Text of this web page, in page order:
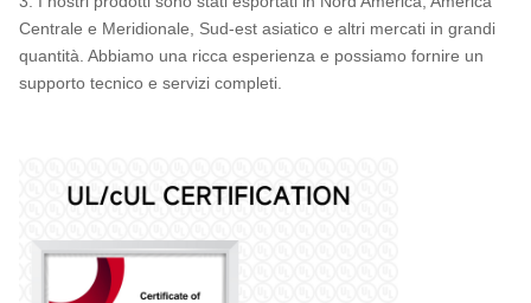
Centrale e Meridionale, Sud-est asiatico e altri mercati in grandi
quantità. Abbiamo una ricca esperienza e possiamo fornire un
supporto tecnico e servizi completi.